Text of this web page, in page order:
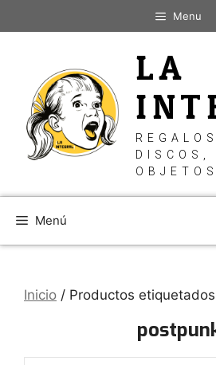
al
Menu
LA
DISCOS,
Menú
Inicio / Productos etiquetados